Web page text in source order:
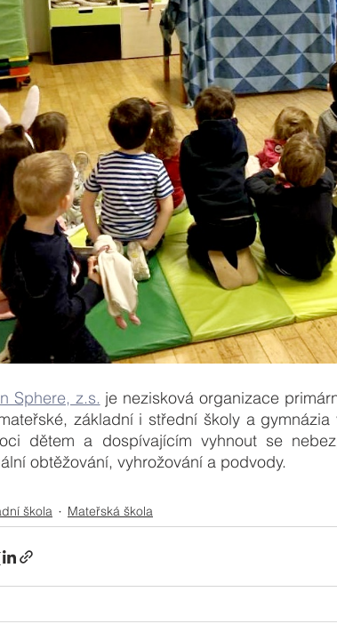
Sphere, z.s. je nezisková organizace
základní i střední školy a
dětem a dospívajícím vyhnout se
obtěžování, vyhrožování a podvody.
škola Mateřská škola